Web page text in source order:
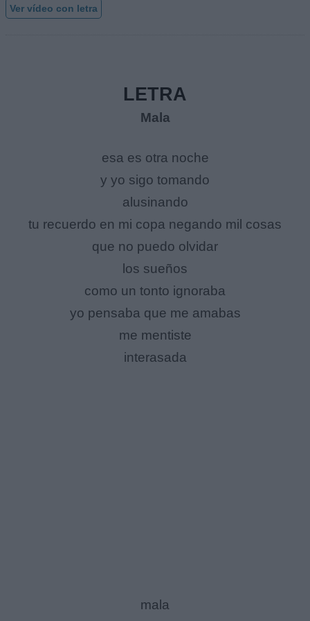
Ver vídeo con letra
LETRA
Mala
esa es otra noche
y yo sigo tomando
alusinando
tu recuerdo en mi copa negando mil cosas
que no puedo olvidar
los sueños
como un tonto ignoraba
yo pensaba que me amabas
me mentiste
interasada
mala